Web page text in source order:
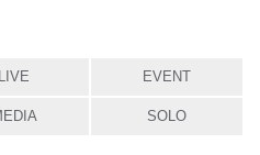
LIVE EVENT
SOLO